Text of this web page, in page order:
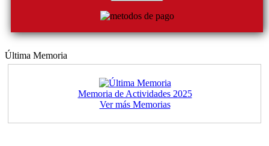
Última Memoria
Memoria de Actividades 2025
Ver más Memorias